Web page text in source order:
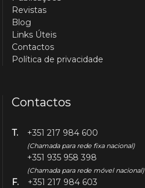
Revistas
Blog
Links Úteis
Contactos
Política de privacidade
Contactos
T. +351 217 984 600
(Chamada para rede fixa nacional)
+351 935 958 398
(Chamada para rede móvel nacional)
F.
+351 217 984 603